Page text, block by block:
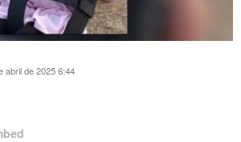
abril de 2025 6:44